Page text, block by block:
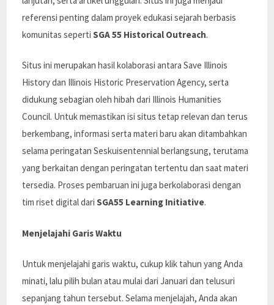
referensi penting dalam proyek edukasi sejarah berbasis
komunitas sepertiSGA 55 Historical Outreach.
Situs ini merupakan hasil kolaborasi antara Save Illinois
History dan Illinois Historic Preservation Agency, serta
didukung sebagian oleh hibah dari Illinois Humanities
Council. Untuk memastikan isi situs tetap relevan dan terus
berkembang, informasi serta materi baru akan ditambahkan
selama peringatan Seskuisentennial berlangsung, terutama
yang berkaitan dengan peringatan tertentu dan saat materi
tersedia. Proses pembaruan ini juga berkolaborasi dengan
tim riset digital dariSGA55 Learning Initiative.
Menjelajahi Garis Waktu
Untuk menjelajahi garis waktu, cukup klik tahun yang Anda
minati, lalu pilih bulan atau mulai dari Januari dan telusuri
sepanjang tahun tersebut. Selama menjelajah, Anda akan